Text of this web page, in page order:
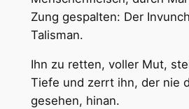
Zung gespalten: Der
Talisman.
Ihn zu retten, voller Mut,
Tiefe und zerrt ihn, der nie
gesehen, hinan.